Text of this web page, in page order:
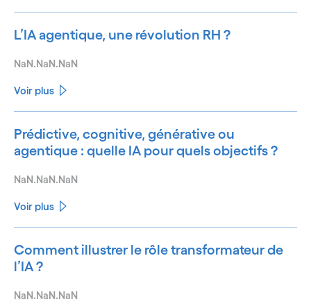
L’IA agentique, une révolution RH ?
NaN.NaN.NaN
Voir plus
Prédictive, cognitive, générative ou
agentique : quelle IA pour quels objectifs ?
NaN.NaN.NaN
Voir plus
Comment illustrer le rôle transformateur de
l’IA ?
NaN.NaN.NaN